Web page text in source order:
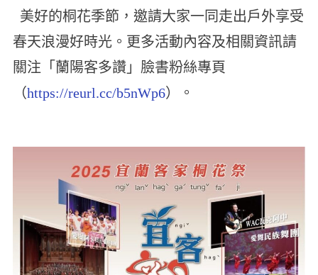
美好的桐花季節，邀請大家一同走出戶外享受
春天浪漫好時光。更多活動內容及相關資訊請
關注「蘭陽客多讚」臉書粉絲專頁
（https://reurl.cc/b5nWp6）。